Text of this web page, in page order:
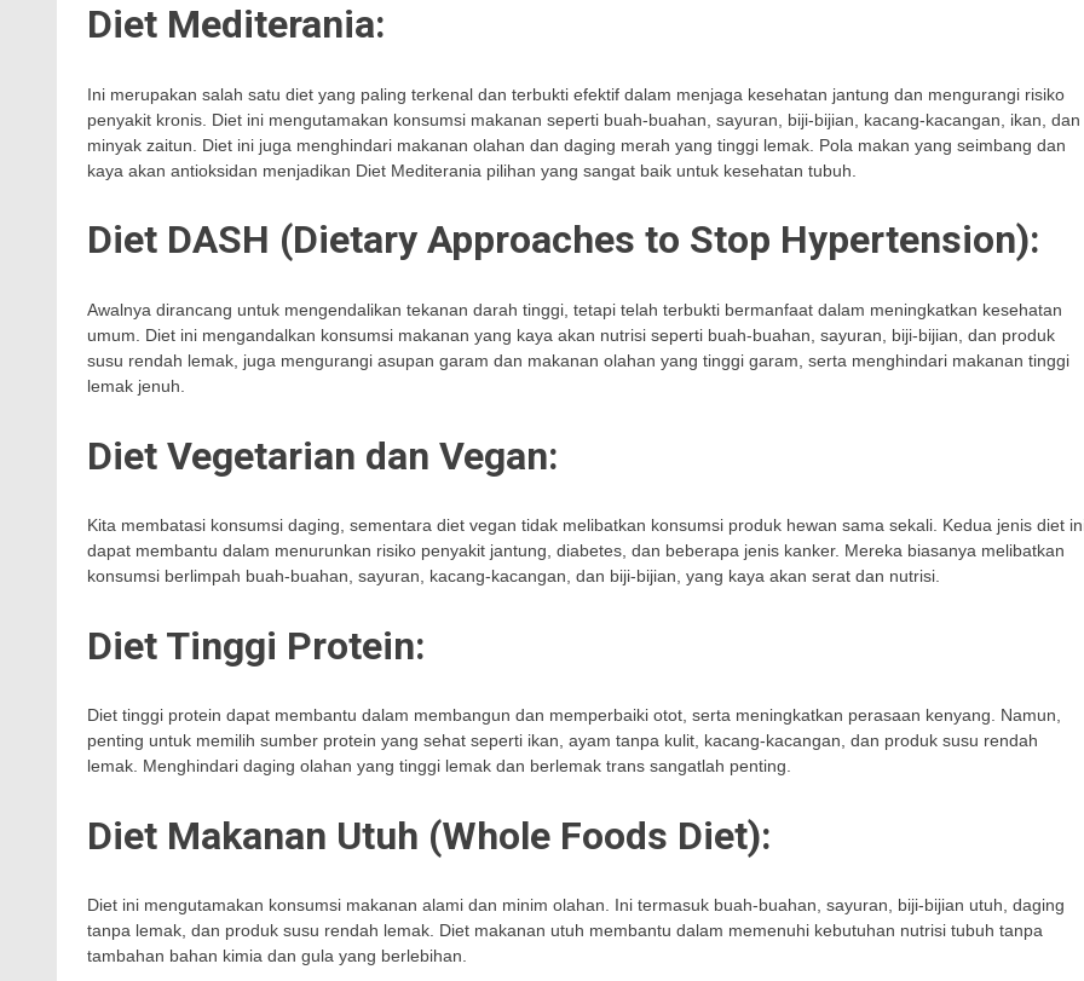
Diet Mediterania:
Ini merupakan salah satu diet yang paling terkenal dan terbukti efektif dalam menjaga kesehatan jantung dan mengurangi risiko
penyakit kronis. Diet ini mengutamakan konsumsi makanan seperti buah-buahan, sayuran, biji-bijian, kacang-kacangan, ikan, dan
minyak zaitun. Diet ini juga menghindari makanan olahan dan daging merah yang tinggi lemak. Pola makan yang seimbang dan
kaya akan antioksidan menjadikan Diet Mediterania pilihan yang sangat baik untuk kesehatan tubuh.
Diet DASH (Dietary Approaches to Stop Hypertension):
Awalnya dirancang untuk mengendalikan tekanan darah tinggi, tetapi telah terbukti bermanfaat dalam meningkatkan kesehatan
umum. Diet ini mengandalkan konsumsi makanan yang kaya akan nutrisi seperti buah-buahan, sayuran, biji-bijian, dan produk
susu rendah lemak, juga mengurangi asupan garam dan makanan olahan yang tinggi garam, serta menghindari makanan tinggi
lemak jenuh.
Diet Vegetarian dan Vegan:
Kita membatasi konsumsi daging, sementara diet vegan tidak melibatkan konsumsi produk hewan sama sekali. Kedua jenis diet
dapat membantu dalam menurunkan risiko penyakit jantung, diabetes, dan beberapa jenis kanker. Mereka biasanya melibatkan
konsumsi berlimpah buah-buahan, sayuran, kacang-kacangan, dan biji-bijian, yang kaya akan serat dan nutrisi.
Diet Tinggi Protein:
Diet tinggi protein dapat membantu dalam membangun dan memperbaiki otot, serta meningkatkan perasaan kenyang. Namun,
penting untuk memilih sumber protein yang sehat seperti ikan, ayam tanpa kulit, kacang-kacangan, dan produk susu rendah
lemak. Menghindari daging olahan yang tinggi lemak dan berlemak trans sangatlah penting.
Diet Makanan Utuh (Whole Foods Diet):
Diet ini mengutamakan konsumsi makanan alami dan minim olahan. Ini termasuk buah-buahan, sayuran, biji-bijian utuh, daging
tanpa lemak, dan produk susu rendah lemak. Diet makanan utuh membantu dalam memenuhi kebutuhan nutrisi tubuh tanpa
tambahan bahan kimia dan gula yang berlebihan.